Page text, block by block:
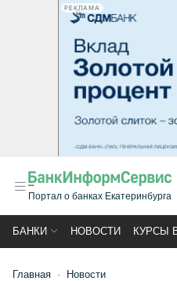
РЕКЛАМА
Портал о банках Екатеринбурга
БАНКИ НОВОСТИ КУРСЫ
Главная Новости